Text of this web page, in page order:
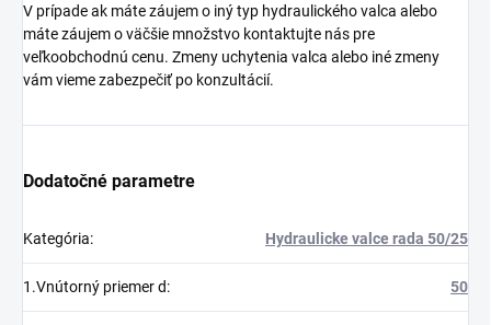
V prípade ak máte záujem o iný typ hydraulického valca alebo
máte záujem o väčšie množstvo kontaktujte nás pre
veľkoobchodnú cenu. Zmeny uchytenia valca alebo iné zmeny
vám vieme zabezpečiť po konzultácií.
Dodatočné parametre
Kategória: Hydraulicke valce rada 50/25
1.Vnútorný priemer d: 50